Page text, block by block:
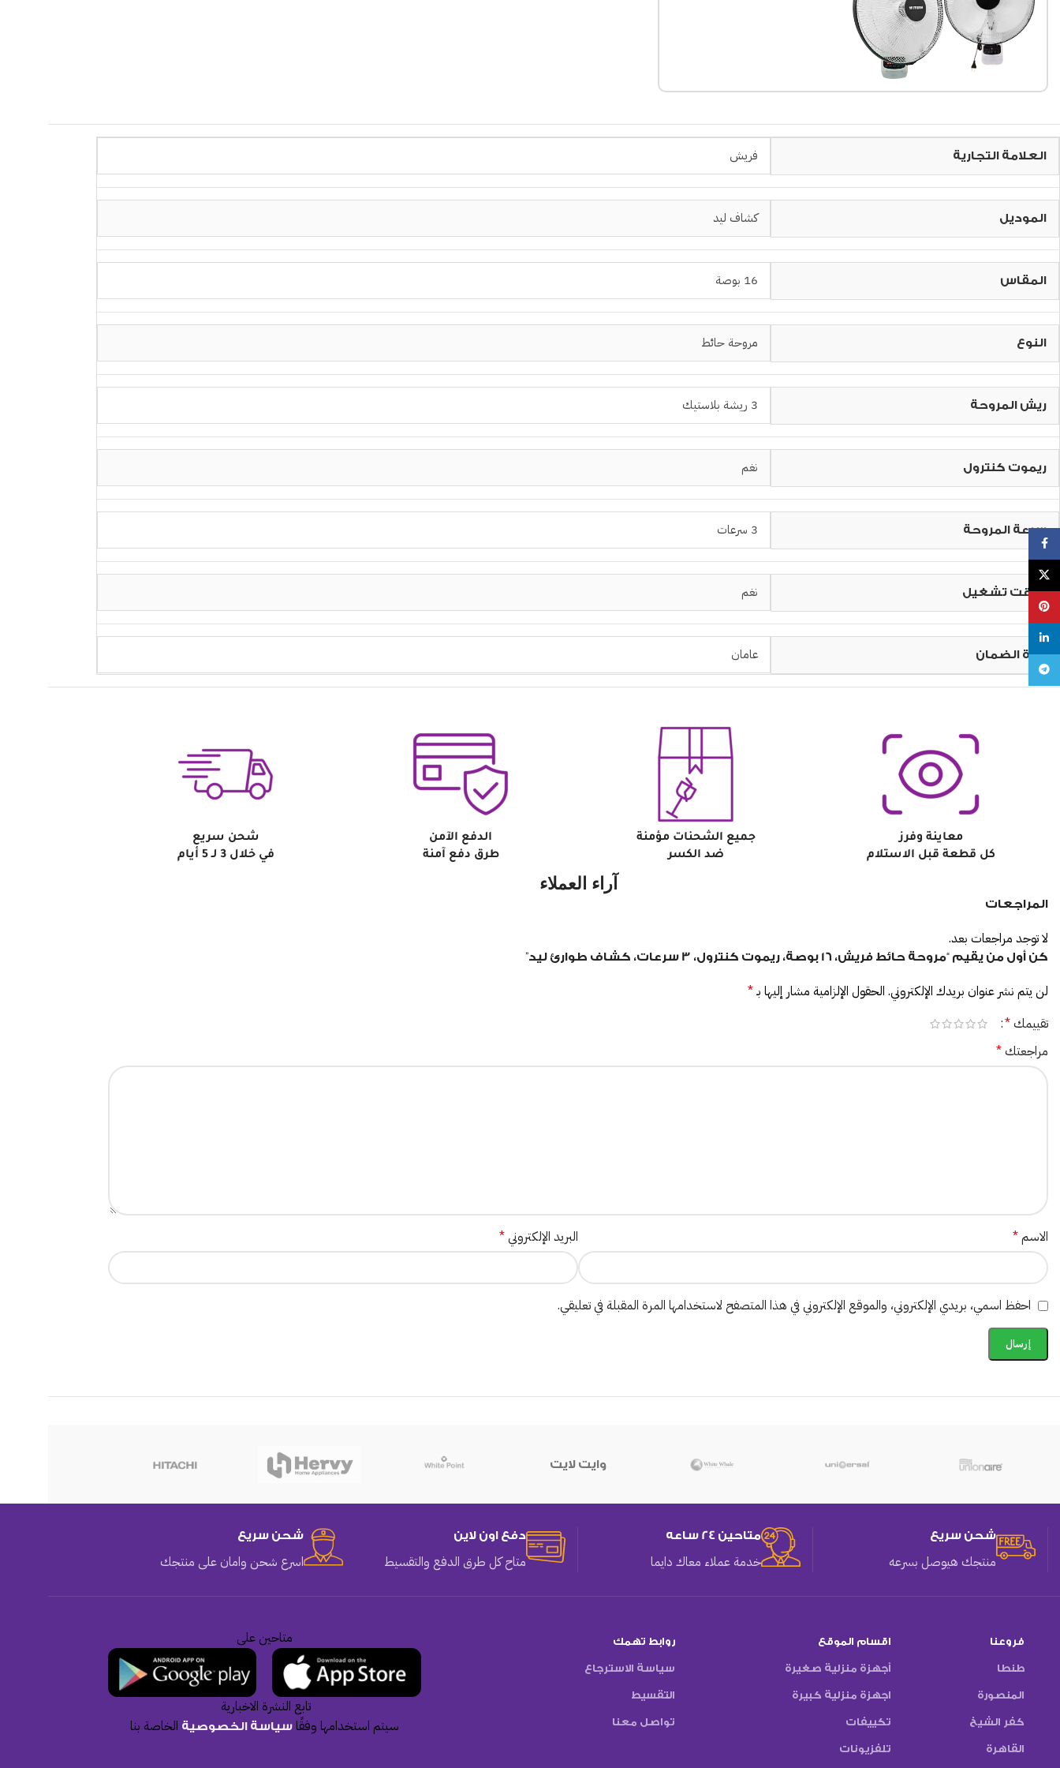
العلامة التجارية فريش
الموديل كشاف ليد
المقاس 16 بوصة
النوع مروحة حائط
ريش المروحة 3 ريشة بلاستيك
ريموت كنترول نغم
سرعة المروحة 3 سرعات
مؤقت تشغيل نغم
مدة الضمان عامان
معاينة وفرز
كل قطعة قبل الاستلام
جميع الشحنات مؤمنة
ضد الكسر
الدفع الآمن
طرق دفع آمنة
شحن سريع
في خلال 3 لـ 5 أيام
آراء العملاء
المراجعات
لا توجد مراجعات بعد.
كن أول من يقيم “مروحة حائط فريش، 16 بوصة، ريموت كنترول، 3 سرعات، كشاف طوارئ ليد”
لن يتم نشر عنوان بريدك الإلكتروني. الحقول الإلزامية مشار إليها بـ*
تقييمك*
مراجعتك*
الاسم* البريد الإلكتروني*
احفظ اسمي، بريدي الإلكتروني، والموقع الإلكتروني في هذا المتصفح لاستخدامها المرة المقبلة في تعليقي.
وايت لايت
شحن سريع
منتجك هيوصل بسرعه
متاحين 24 ساعه
خدمة عملاء معاك دايما
دفع اون لاين
متاح كل طرق الدفع والتقسيط
شحن سريع
اسرع شحن وامان على منتجك
فروعنا
طنطا
المنصورة
كفر الشيخ
القاهرة
اقسام الموقع
أجهزة منزلية صغيرة
اجهزة منزلية كبيرة
تكييفات
تلفزيونات
روابط تهمك
سياسة الاسترجاع
التقسيط
تواصل معنا
متاحين على
تابع النشرة الاخبارية
سيتم استخدامها وفقًاسياسة الخصوصية الخاصة بنا
X
linkedin